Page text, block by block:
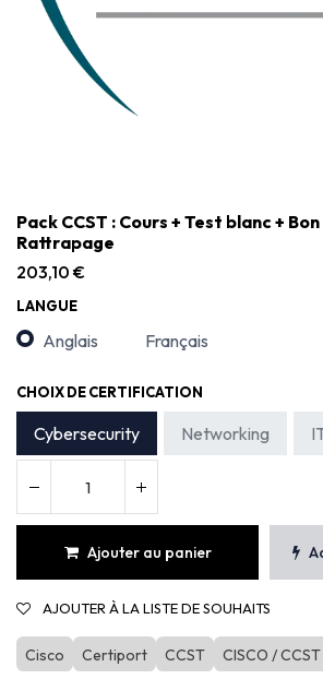
Pack CCST : Cours + Test blanc +
Rattrapage
203,10 €
LANGUE
Anglais Français
CHOIX DE CERTIFICATION
Cybersecurity Networking
Ajouter au panier
AJOUTER À LA LISTE DE SOUHAITS
Cisco Certiport CCST CISCO / CCST